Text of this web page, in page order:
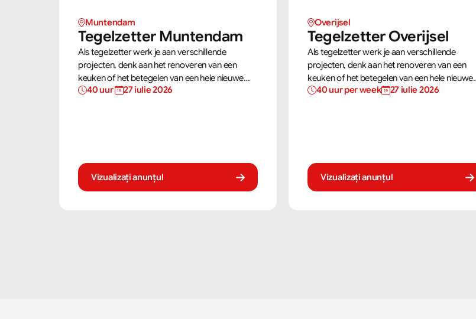
Muntendam
Tegelzetter Muntendam
Als tegelzetter werk je aan verschillende
projecten, denk aan het renoveren van een
keuken of het betegelen van een hele nieuwe
badkamer. Je gebruikt jouw vaardigheden om
40 uur 27 iulie 2026
Vizualizați anunțul
Overijsel
Tegelzetter Overijsel
Als tegelzetter werk je aan verschillende
projecten, denk aan het renoveren van een
keuken of het betegelen van een hele nieuwe
badkamer. Je gebruikt jouw vaardigheden om
40 uur per week 27 iulie 2026
Vizualizați anunțul